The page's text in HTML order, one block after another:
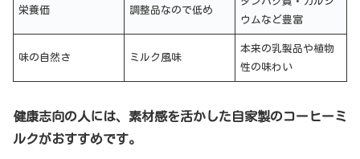
栄養価 調整品なので低め
ウムなど豊富
味の自然さ ミルク風味
本来の乳製品や植物
性の味わい
健康志向の人には、素材感を活かした自家製のコーヒーミ
ルクがおすすめです。